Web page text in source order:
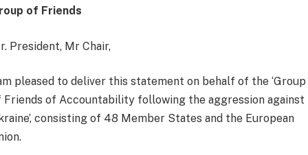
of Friends
President, Mr Chair,
pleased to deliver this statement on behalf of the ‘Group
Friends of Accountability following the aggression against
consisting of 48 Member States and the European